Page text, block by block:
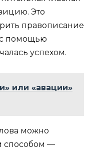
Это
правописание
с помощью
успехом.
или «авации»
можно
способом —